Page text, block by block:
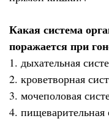
Какая система
поражается при
1. дыхательная
2. кроветворная
3. мочеполовая
4. пищеварительная